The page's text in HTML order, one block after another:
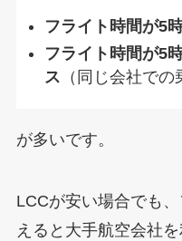
フライト時間が5
フライト時間が5
ス （同じ会社での
が多いです。
LCCが安い場合でも
えると大手航空会社を